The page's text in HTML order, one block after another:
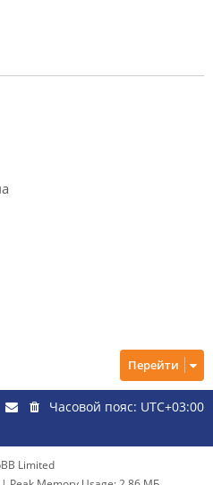
Перейти
Часовой пояс: UTC+03:00
Limited